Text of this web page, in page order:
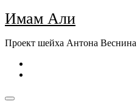
Перейти
к
Имам Али
Проект шейха Антона Веснина